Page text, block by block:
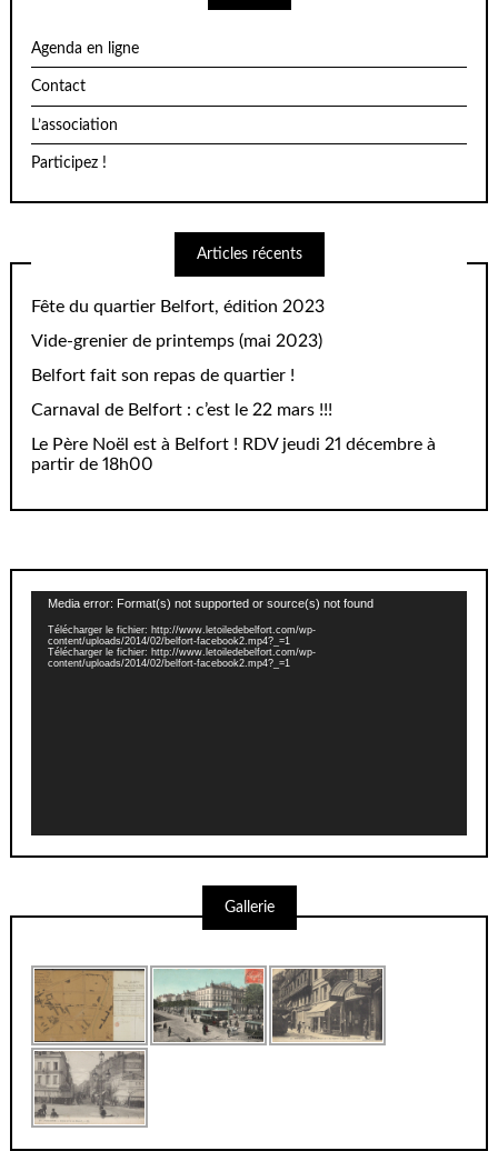
Agenda en ligne
Contact
L’association
Participez !
Articles récents
Fête du quartier Belfort, édition 2023
Vide-grenier de printemps (mai 2023)
Belfort fait son repas de quartier !
Carnaval de Belfort : c’est le 22 mars !!!
Le Père Noël est à Belfort ! RDV jeudi 21 décembre à
partir de 18h00
Lecteur
Media error: Format(s) not supported or source(s) not found
Télécharger le fichier: http://www.letoiledebelfort.com/wp-
content/uploads/2014/02/belfort-facebook2.mp4?_=1
Télécharger le fichier: http://www.letoiledebelfort.com/wp-
content/uploads/2014/02/belfort-facebook2.mp4?_=1
Gallerie